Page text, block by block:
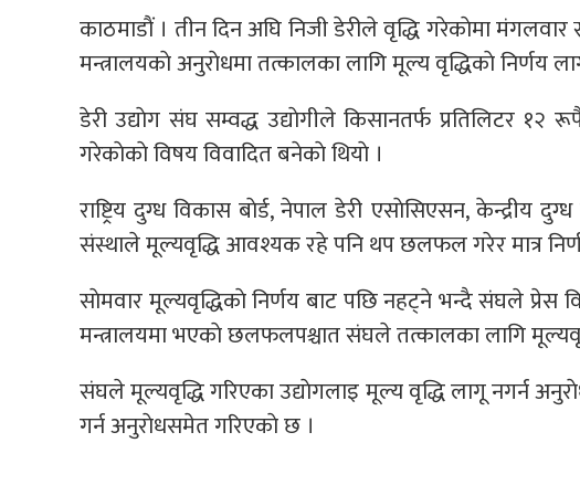
काठमाडाैं । तीन दिन अघि निजी डेरीले वृद्धि गरेकाेमा
मन्त्रालयकाे अनुराेधमा तत्कालका लागि मूल्य वृद्धिकाे निर्णय
डेरी उद्याेग संघ सम्वद्ध उद्याेगीले किसानतर्फ प्रतिलिटर १२
गरेकाेकाे विषय विवादित बनेकाे थियाे ।
राष्ट्रिय दुग्ध विकास बाेर्ड, नेपाल डेरी एसाेसिएसन,
संस्थाले मूल्यवृद्धि आवश्यक रहे पनि थप छलफल गरेर मात्र
साेमवार मूल्यवृद्धिकाे निर्णय बाट पछि नहट्ने भन्दै संघले प्रेस
मन्त्रालयमा भएकाे छलफलपश्चात संघले तत्कालका लागि
संघले मूल्यवृद्धि गरिएका उद्याेगलाइ मूल्य वृद्धि लागू नगर्न
गर्न अनुराेधसमेत गरिएकाे छ ।